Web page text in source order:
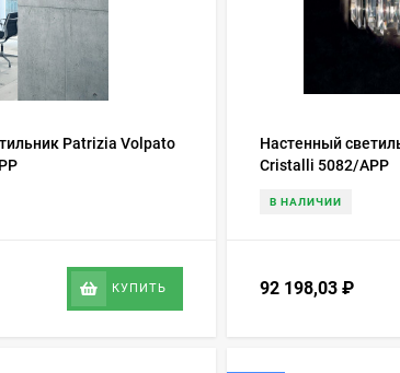
Patrizia Volpato
КУПИТЬ
Настенный
Cristalli 5082/APP
В НАЛИЧИИ
92 198,03₽